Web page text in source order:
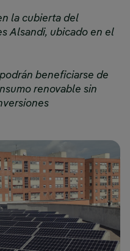
la cubierta del
Alsandi, ubicado en el
beneficiarse de
renovable sin